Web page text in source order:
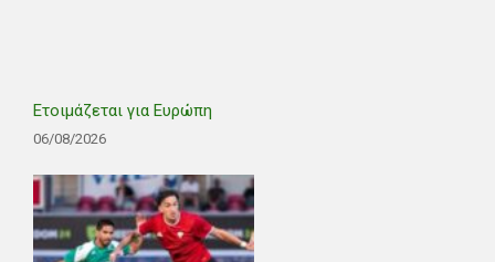
Ετοιμάζεται για Ευρώπη
06/08/2026